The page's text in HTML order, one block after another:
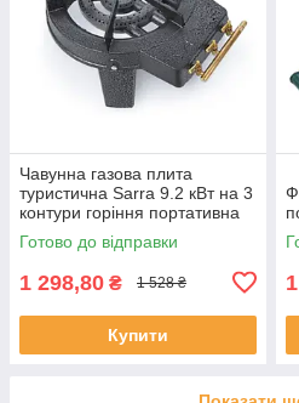
Чавунна газова плита
туристична Sarra 9.2 кВт на 3
контури горіння портативна
одноконфоркова
Готово до відправки
1 298,80 ₴ 1 528 ₴
Купити